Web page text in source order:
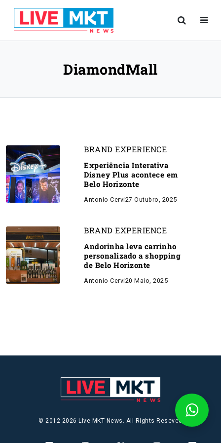
DiamondMall
BRAND EXPERIENCE
Experiência Interativa
Disney Plus acontece em
Belo Horizonte
Antonio Cervi27 Outubro, 2025
BRAND EXPERIENCE
Andorinha leva carrinho
personalizado a shopping
de Belo Horizonte
Antonio Cervi20 Maio, 2025
© 2012-2026 Live MKT News. All Rights Reseved